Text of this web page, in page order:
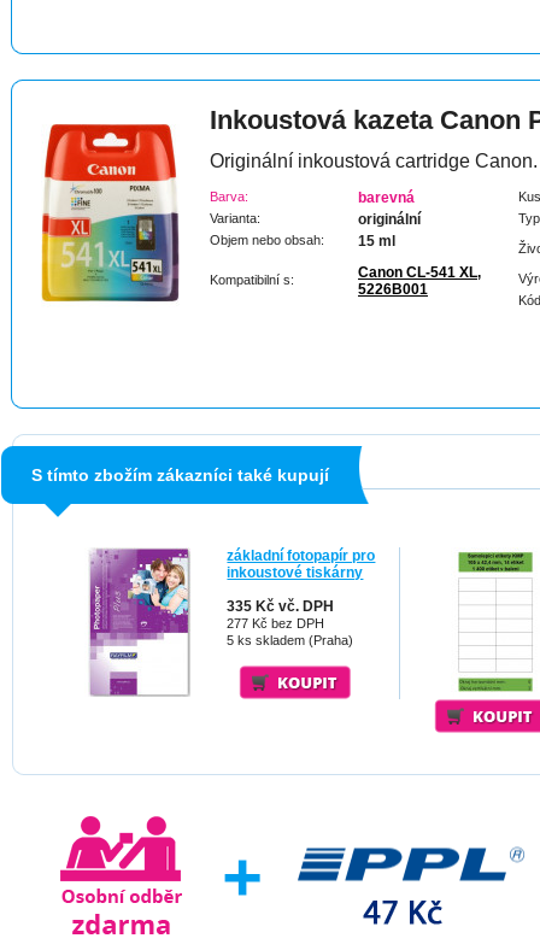
Inkoustová kazeta Canon
Originální inkoustová cartridge Canon.
Barva: barevná
Varianta: originální
Objem nebo obsah: 15 ml
Kompatibilní s:
Canon CL-541 XL,
5226B001
S tímto zbožím zákazníci také kupují
základní fotopapír pro
inkoustové tiskárny
335 Kč vč. DPH
277 Kč bez DPH
5 ks skladem (Praha)